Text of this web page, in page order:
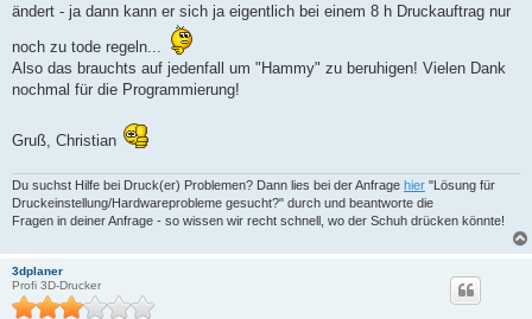
ändert - ja dann kann er sich ja eigentlich bei einem 8 h Druckauftrag nur
noch zu tode regeln...
Also das brauchts auf jedenfall um "Hammy" zu beruhigen! Vielen Dank
nochmal für die Programmierung!
Gruß, Christian
Du suchst Hilfe bei Druck(er) Problemen? Dann lies bei der Anfrage hier "Lösung für
Druckeinstellung/Hardwareprobleme gesucht?" durch und beantworte die
Fragen in deiner Anfrage - so wissen wir recht schnell, wo der Schuh drücken könnte!
3dplaner
Profi 3D-Drucker